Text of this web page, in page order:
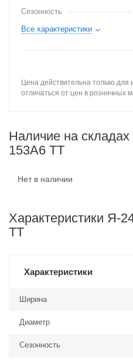
Сезонность
Все характеристики
Цена действительна только
отличаться от цен в розничных
Наличие на
153A6 TT
Нет в наличии
Характеристики Я-
TT
Характеристики
Ширина
Диаметр
Сезонность